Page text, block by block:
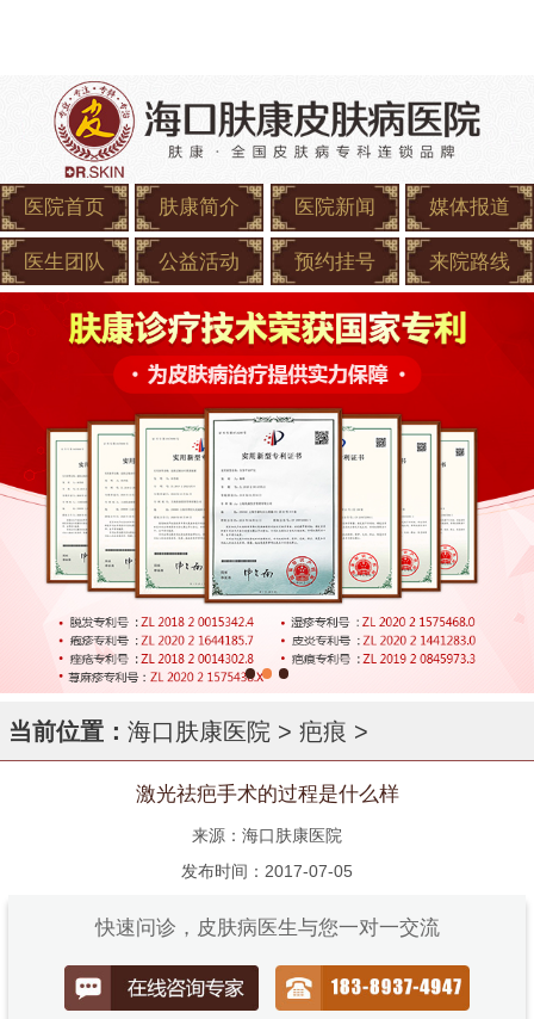
医院首页 肤康简介 医院新闻 媒体报道
医生团队 公益活动 预约挂号 来院路线
当前位置： 海口肤康医院 > 疤痕 >
激光祛疤手术的过程是什么样
来源：海口肤康医院
发布时间：2017-07-05
快速问诊，皮肤病医生与您一对一交流